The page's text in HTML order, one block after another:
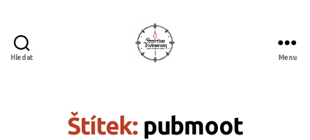
Hledat Menu
Štítek: pubmoot